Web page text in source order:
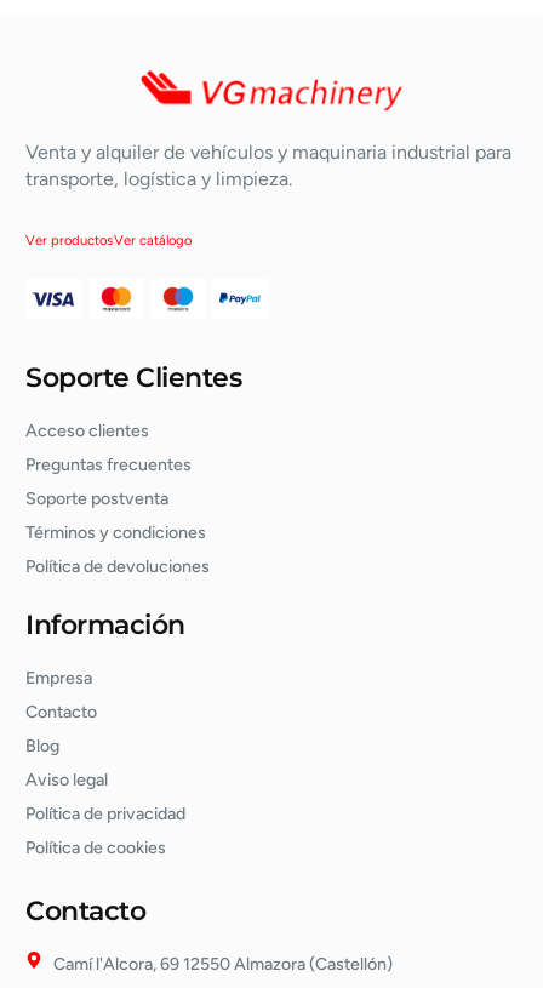
Venta y alquiler de vehículos y maquinaria industrial para
transporte, logística y limpieza.
Ver productosVer catálogo
Soporte Clientes
Acceso clientes
Preguntas frecuentes
Soporte postventa
Términos y condiciones
Política de devoluciones
Información
Empresa
Contacto
Blog
Aviso legal
Política de privacidad
Política de cookies
Contacto
Camí l'Alcora, 69 12550 Almazora (Castellón)